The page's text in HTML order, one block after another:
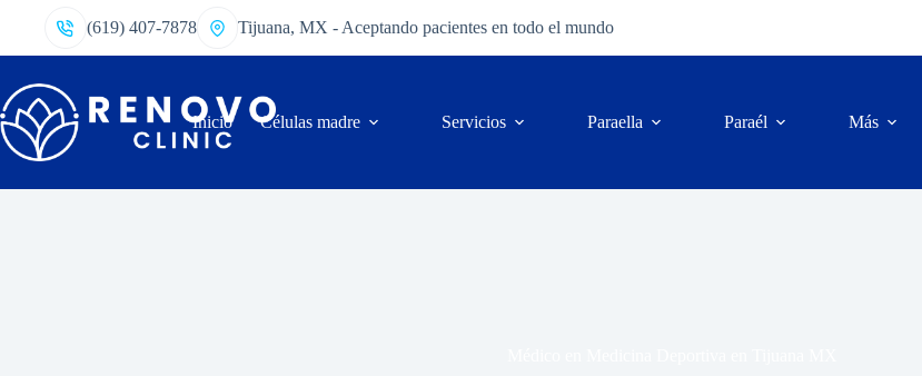
(619) 407-7878 Tijuana, MX - Aceptando pacientes en todo el mundo
Inicio Células madre Servicios Paraella Paraél Más